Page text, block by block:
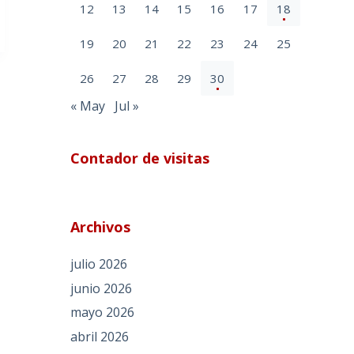
12 13 14 15 16 17 18
19 20 21 22 23 24 25
26 27 28 29 30
« May Jul »
Contador de visitas
Archivos
julio 2026
junio 2026
mayo 2026
abril 2026